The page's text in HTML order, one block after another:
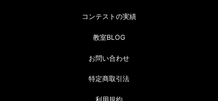
コンテストの実績
教室BLOG
お問い合わせ
特定商取引法
利用規約